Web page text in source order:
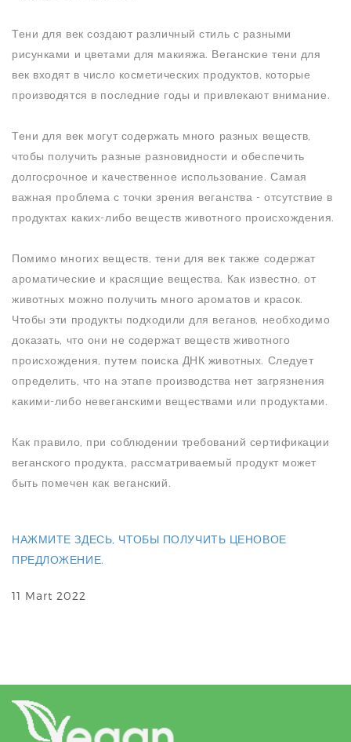
Тени для век создают различный стиль с разными
рисунками и цветами для макияжа. Веганские тени для
век входят в число косметических продуктов, которые
производятся в последние годы и привлекают внимание.
Тени для век могут содержать много разных веществ,
чтобы получить разные разновидности и обеспечить
долгосрочное и качественное использование. Самая
важная проблема с точки зрения веганства - отсутствие в
продуктах каких-либо веществ животного происхождения.
Помимо многих веществ, тени для век также содержат
ароматические и красящие вещества. Как известно, от
животных можно получить много ароматов и красок.
Чтобы эти продукты подходили для веганов, необходимо
доказать, что они не содержат веществ животного
происхождения, путем поиска ДНК животных. Следует
определить, что на этапе производства нет загрязнения
какими-либо невеганскими веществами или продуктами.
Как правило, при соблюдении требований сертификации
веганского продукта, рассматриваемый продукт может
быть помечен как веганский.
НАЖМИТЕ ЗДЕСЬ, ЧТОБЫ ПОЛУЧИТЬ ЦЕНОВОЕ
ПРЕДЛОЖЕНИЕ.
11 Mart 2022